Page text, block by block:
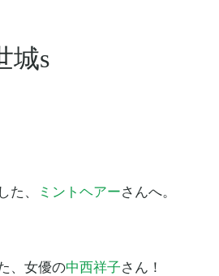
城s
た、
ミントヘアーさんへ。
、女優の中西祥子さん！